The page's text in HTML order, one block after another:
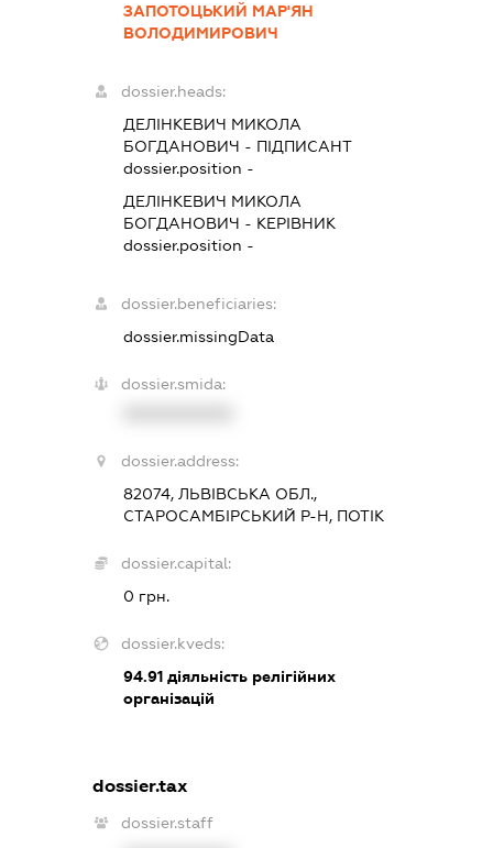
ЗАПОТОЦЬКИЙ МАР'ЯН
ВОЛОДИМИРОВИЧ
dossier.heads:
ДЕЛІНКЕВИЧ МИКОЛА
БОГДАНОВИЧ - ПІДПИСАНТ
dossier.position -
ДЕЛІНКЕВИЧ МИКОЛА
БОГДАНОВИЧ - КЕРІВНИК
dossier.position -
dossier.beneficiaries:
dossier.missingData
dossier.smida:
dossier.address:
82074, ЛЬВІВСЬКА ОБЛ.,
СТАРОСАМБІРСЬКИЙ Р-Н, ПОТІК
dossier.capital:
0 грн.
dossier.kveds:
94.91діяльність релігійних
організацій
dossier.tax
dossier.staff